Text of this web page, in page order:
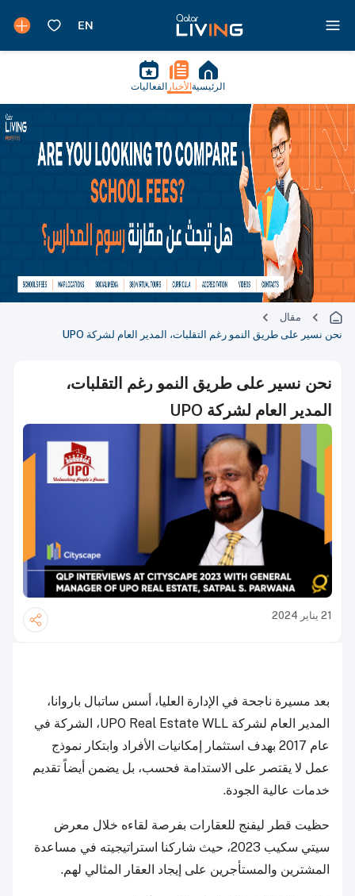
الرئيسية الأخبار الفعاليات
مقال
نحن نسير على طريق النمو رغم التقلبات، المدير العام لشركة UPO
نحن نسير على طريق النمو رغم التقلبات،
المدير العام لشركة UPO
21 يناير 2024
بعد مسيرة ناجحة في الإدارة العليا، أسس ساتبال باروانا،
المدير العام لشركة UPO Real Estate WLL، الشركة في
عام 2017 بهدف استثمار إمكانيات الأفراد وابتكار نموذج
عمل لا يقتصر على الاستدامة فحسب، بل يضمن أيضاً تقديم
خدمات عالية الجودة.
حظيت قطر ليفنج للعقارات بفرصة لقاءه خلال معرض
سيتي سكيب 2023، حيث شاركنا استراتيجيته في مساعدة
المشترين والمستأجرين على إيجاد العقار المثالي لهم.